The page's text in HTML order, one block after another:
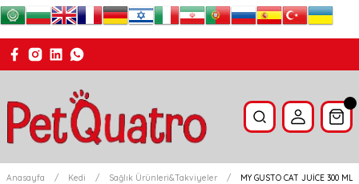
Anasayfa Kedi Sağlık Ürünleri&Takviyeler MY GUSTO CAT JUİCE 300 ML